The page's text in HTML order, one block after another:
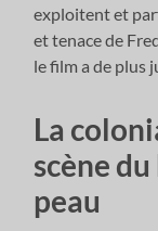
exploitent et
et tenace de
le film a de plus
La
scène
peau